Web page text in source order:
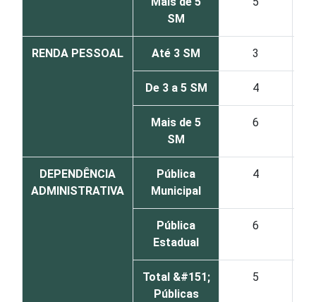
SM
RENDA PESSOAL Até 3 SM 3
De 3 a 5 SM 4
Mais de 5
SM
6
DEPENDÊNCIA
ADMINISTRATIVA
Pública
Municipal
4
Pública
Estadual
6
Total &#151;
Públicas
5